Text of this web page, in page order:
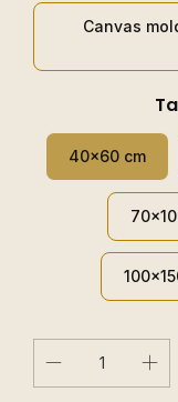
Canvas
40x60 cm